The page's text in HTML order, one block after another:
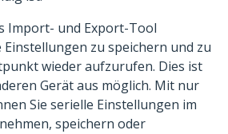
Import- und Export-Tool
zu speichern und zu
wieder aufzurufen. Dies ist
Gerät aus möglich. Mit nur
Sie serielle Einstellungen im
speichern oder